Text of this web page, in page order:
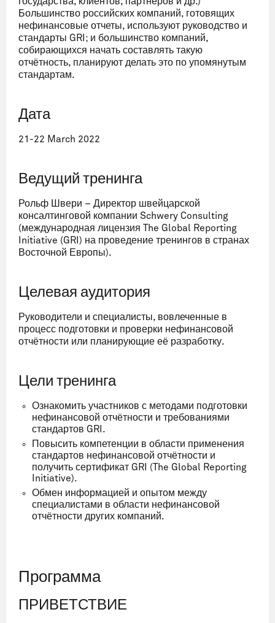
Большинство российских компаний, готовящих
нефинансовые отчеты, используют руководство и
стандарты GRI; и большинство компаний,
собирающихся начать составлять такую
отчётность, планируют делать это по упомянутым
стандартам.
Дата
21-22 March 2022
Ведущий тренинга
Рольф Швери – Директор швейцарской
консалтинговой компании Schwery Consulting
(международная лицензия The Global Reporting
Initiative (GRI) на проведение тренингов в странах
Восточной Европы).
Целевая аудитория
Руководители и специалисты, вовлеченные в
процесс подготовки и проверки нефинансовой
отчётности или планирующие её разработку.
Цели тренинга
Ознакомить участников с методами подготовки
нефинансовой отчётности и требованиями
стандартов GRI.
Повысить компетенции в области применения
стандартов нефинансовой отчётности и
получить сертификат GRI (The Global Reporting
Initiative).
Обмен информацией и опытом между
специалистами в области нефинансовой
отчётности других компаний.
Программа
ПРИВЕТСТВИЕ